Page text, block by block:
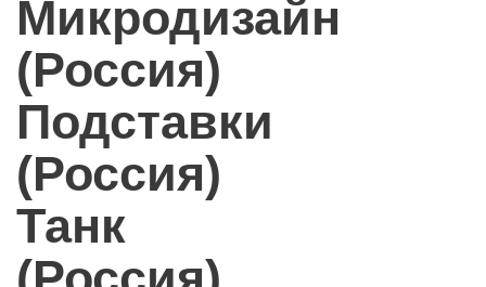
Микродизайн
(Россия)
Подставки
(Россия)
Танк